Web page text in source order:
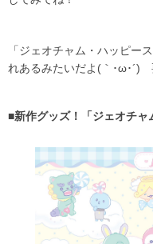
「ジェオチャム・ハッピー
れあるみたいだよ(｀･ω･´)
■新作グッズ！「ジェオチ